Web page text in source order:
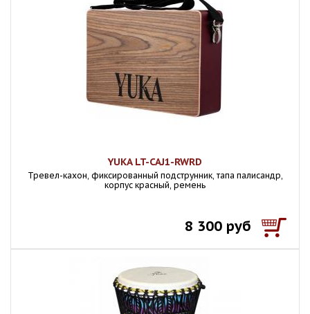
YUKA LT-CAJ1-RWRD
Тревел-кахон, фиксированный подструнник, тапа палисандр,
корпус красный, ремень
8 300 руб